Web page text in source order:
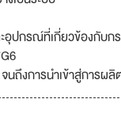
อุปกรณ์ที่เกี่ยวข้องกับ
ถึงการนำเข้าสู่การผ